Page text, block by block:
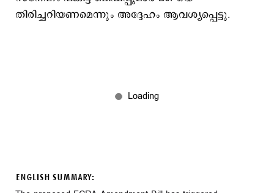
തിരിച്ചറിയണമെന്നും അദ്ദേഹം ആവശ്യപ്പെട്ടു.
ENGLISH SUMMARY: